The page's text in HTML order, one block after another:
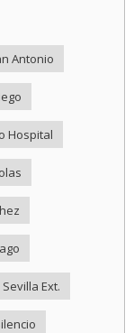
Antonio
Hospital
Sevilla Ext.